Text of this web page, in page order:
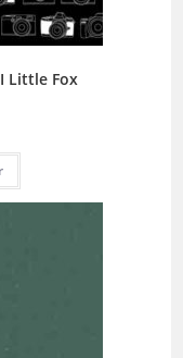
Little Fox